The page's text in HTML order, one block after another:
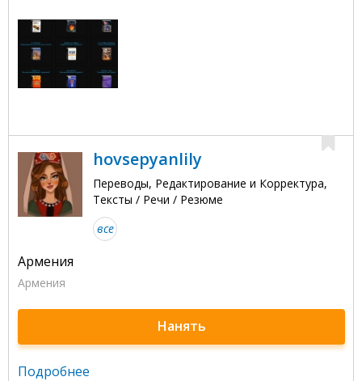
hovsepyanlily
Переводы, Редактирование и Корректура,
Тексты / Речи / Резюме
все
Армения
Армения
Нанять
Подробнее